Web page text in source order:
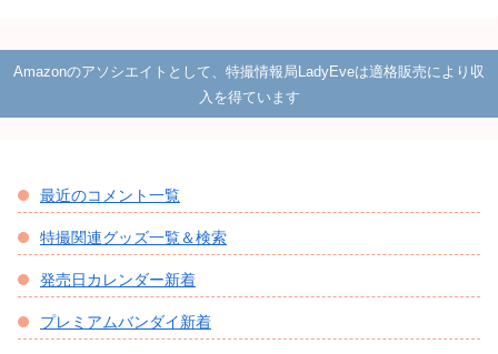
Amazonのアソシエイトとして、特撮情報局LadyEveは適格販売により収
入を得ています
最近のコメント一覧
特撮関連グッズ一覧＆検索
発売日カレンダー新着
プレミアムバンダイ新着